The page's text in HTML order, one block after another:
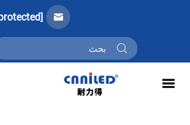
[email protected]